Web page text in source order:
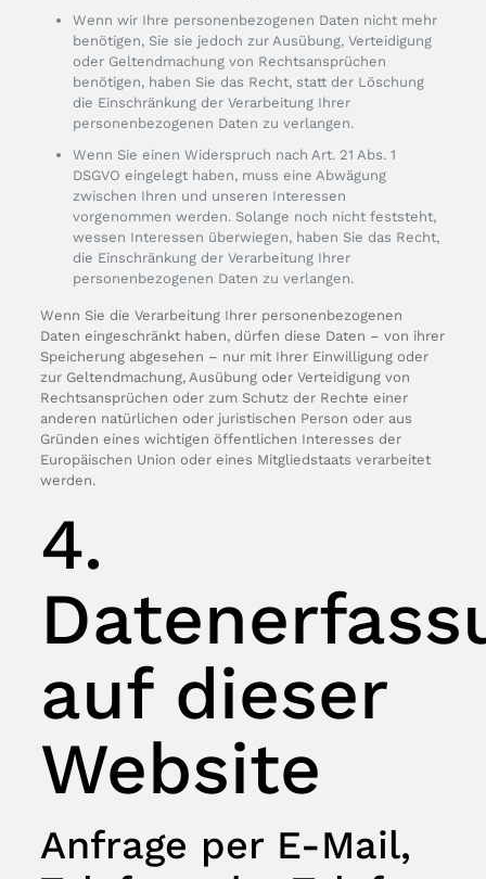
Wenn wir Ihre personenbezogenen Daten nicht mehr
benötigen, Sie sie jedoch zur Ausübung, Verteidigung
oder Geltendmachung von Rechtsansprüchen
benötigen, haben Sie das Recht, statt der Löschung
die Einschränkung der Verarbeitung Ihrer
personenbezogenen Daten zu verlangen.
Wenn Sie einen Widerspruch nach Art. 21 Abs. 1
DSGVO eingelegt haben, muss eine Abwägung
zwischen Ihren und unseren Interessen
vorgenommen werden. Solange noch nicht feststeht,
wessen Interessen überwiegen, haben Sie das Recht,
die Einschränkung der Verarbeitung Ihrer
personenbezogenen Daten zu verlangen.
Wenn Sie die Verarbeitung Ihrer personenbezogenen
Daten eingeschränkt haben, dürfen diese Daten – von ihrer
Speicherung abgesehen – nur mit Ihrer Einwilligung oder
zur Geltendmachung, Ausübung oder Verteidigung von
Rechtsansprüchen oder zum Schutz der Rechte einer
anderen natürlichen oder juristischen Person oder aus
Gründen eines wichtigen öffentlichen Interesses der
Europäischen Union oder eines Mitgliedstaats verarbeitet
werden.
4.
auf dieser
Website
Anfrage per E-Mail,